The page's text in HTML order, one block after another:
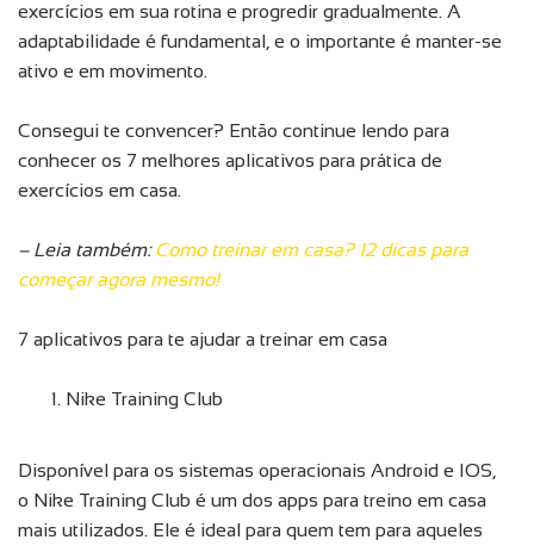
exercícios em sua rotina e progredir gradualmente. A
adaptabilidade é fundamental, e o importante é manter-se
ativo e em movimento.
Consegui te convencer? Então continue lendo para
conhecer os 7 melhores aplicativos para prática de
exercícios em casa.
– Leia também: Como treinar em casa? 12 dicas para
começar agora mesmo!
7 aplicativos para te ajudar a treinar em casa
Nike Training Club
Disponível para os sistemas operacionais Android e IOS,
o Nike Training Club é um dos apps para treino em casa
mais utilizados. Ele é ideal para quem tem para aqueles